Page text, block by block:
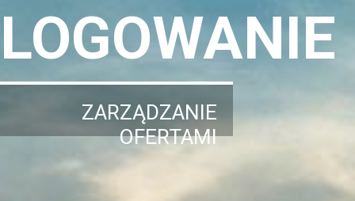
LOGOWANIE
ZARZĄDZANIE
OFERTAMI